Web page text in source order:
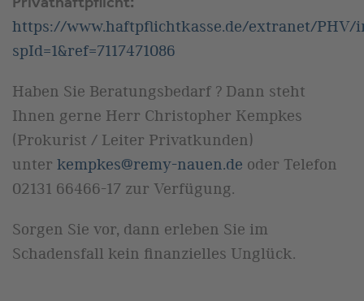
Privathaftpflicht:
https://www.haftpflichtkasse.de/extranet/PHV/
spId=1&ref=7117471086
Haben Sie Beratungsbedarf ? Dann steht
Ihnen gerne Herr Christopher Kempkes
(Prokurist / Leiter Privatkunden)
unter kempkes@remy-nauen.de oder Telefon
02131 66466-17 zur Verfügung.
Sorgen Sie vor, dann erleben Sie im
Schadensfall kein finanzielles Unglück.